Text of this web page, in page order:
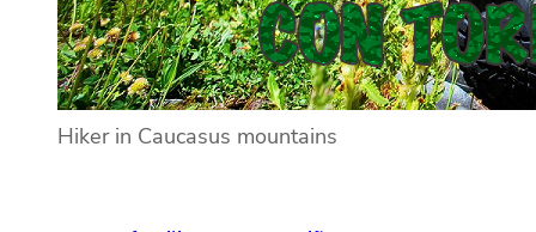
Hiker in Caucasus mountains